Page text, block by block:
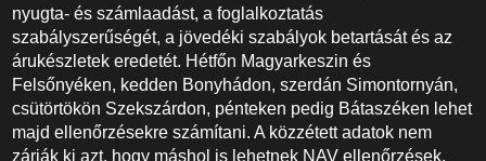
nyugta- és számlaadást, a foglalkoztatás
szabályszerűségét, a jövedéki szabályok betartását és az
árukészletek eredetét. Hétfőn Magyarkeszin és
Felsőnyéken, kedden Bonyhádon, szerdán Simontornyán,
csütörtökön Szekszárdon, pénteken pedig Bátaszéken lehet
majd ellenőrzésekre számítani. A közzétett adatok nem
zárják ki azt, hogy máshol is lehetnek NAV ellenőrzések.